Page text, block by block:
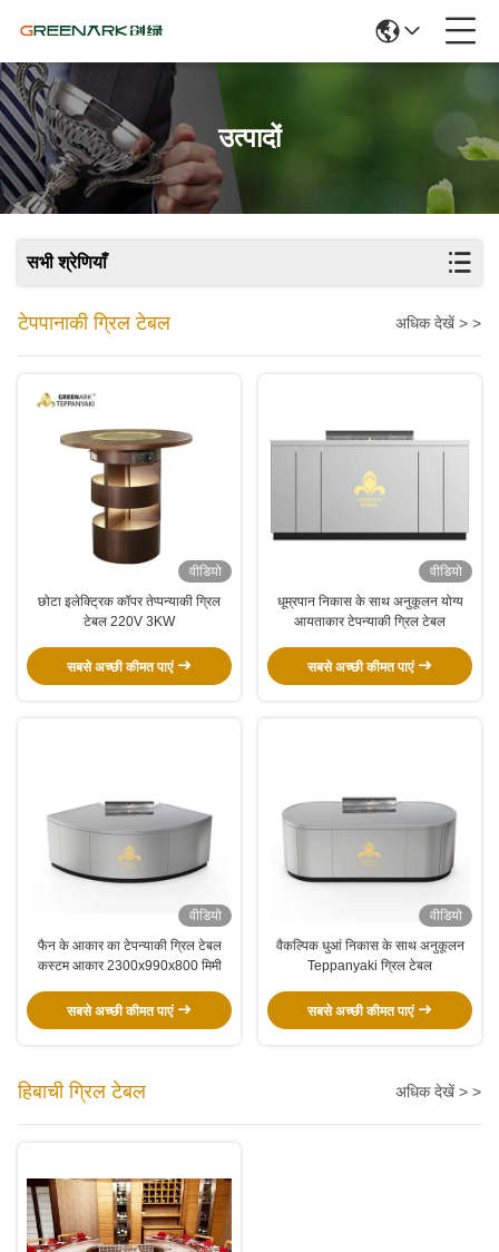
उत्पादों
सभी श्रेणियाँ
टेपपानाकी ग्रिल टेबल अधिक देखें > >
वीडियो
छोटा इलेक्ट्रिक कॉपर तेप्पन्याकी ग्रिल
टेबल 220V 3KW
सबसे अच्छी कीमत पाएं
वीडियो
धूम्रपान निकास के साथ अनुकूलन योग्य
आयताकार टेपन्याकी ग्रिल टेबल
सबसे अच्छी कीमत पाएं
वीडियो
फैन के आकार का टेपन्याकी ग्रिल टेबल
कस्टम आकार 2300x990x800 मिमी
सबसे अच्छी कीमत पाएं
वीडियो
वैकल्पिक धुआं निकास के साथ अनुकूलन
Teppanyaki ग्रिल टेबल
सबसे अच्छी कीमत पाएं
हिबाची ग्रिल टेबल अधिक देखें > >